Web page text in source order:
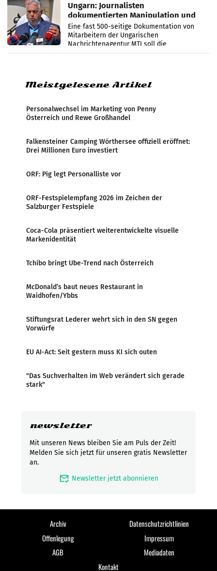
Ungarn: Journalisten
dokumentierten Manipulation und
Zensur
Eine fast 500-seitige Dokumentation von
Mitarbeitern der Ungarischen
Nachrichtenagentur MTI soll die
systematische Nachrichten-Manipulation und
Meistgelesene Artikel
Personalwechsel im Marketing von Penny
Österreich und Rewe Großhandel
Falkensteiner Camping Wörthersee offiziell eröffnet:
Drei Millionen Euro investiert
ORF: Pig legt Personalliste vor
ORF-Festspielempfang 2026 im Zeichen der
Salzburger Festspiele
Coca-Cola präsentiert weiterentwickelte visuelle
Markenidentität
Tchibo bringt Ube-Trend nach Österreich
McDonald’s baut neues Restaurant in
Waidhofen/Ybbs
Stiftungsrat Lederer wehrt sich in den SN gegen
Vorwürfe
EU AI-Act: Seit gestern muss KI sich outen
"Das Suchverhalten im Web verändert sich gerade
stark"
newsletter
Mit unseren News bleiben Sie am Puls der Zeit!
Melden Sie sich jetzt für unseren gratis Newsletter
an.
mark_email_read Newsletter jetzt abonnieren
Archiv
Datenschutzrichtlinien
Offenlegung
Impressum
AGB
Mediadaten
Kontakt